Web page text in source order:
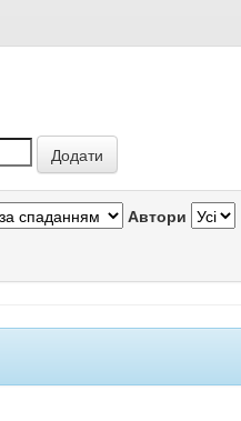
Автори